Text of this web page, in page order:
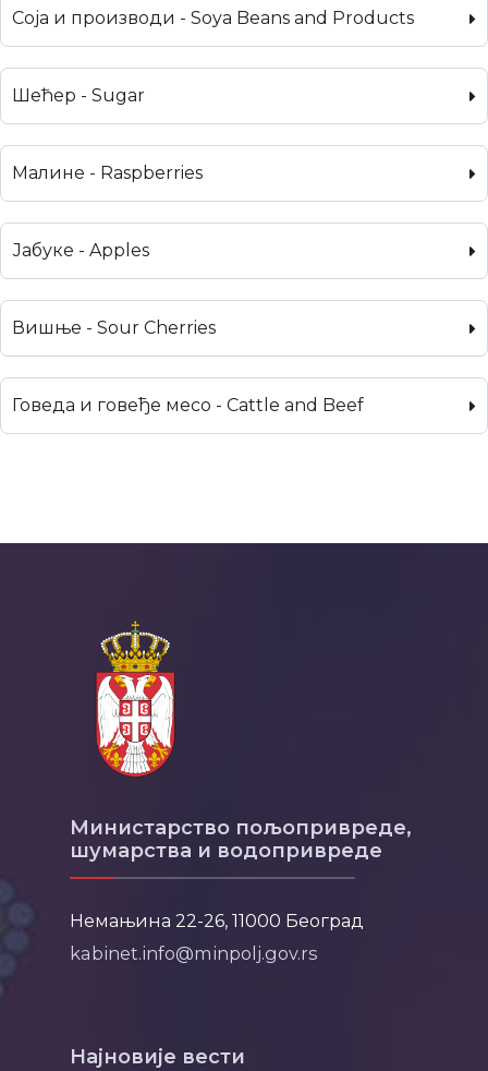
Соја и производи - Soya Beans and Products
Шећер - Sugar
Малине - Raspberries
Јабуке - Apples
Вишње - Sour Cherries
Говеда и говеђе месо - Cattle and Beef
Министарство пољопривреде,
шумарства и водопривреде
Немањина 22-26, 11000 Београд
kabinet.info@minpolj.gov.rs
Најновије вести